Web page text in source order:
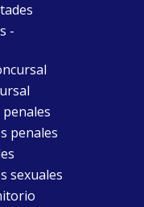
-
penales
sexuales